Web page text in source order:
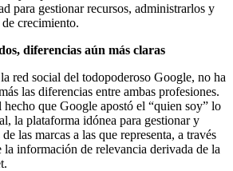
para gestionar recursos, administrarlos y
crecimiento.
diferencias aún más claras
red social del todopoderoso Google, no ha
las diferencias entre ambas profesiones.
que Google apostó el “quien soy” lo
la plataforma idónea para gestionar y
las marcas a las que representa, a través
la información de relevancia derivada de la